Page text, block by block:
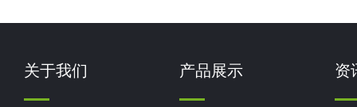
关于我们 产品展示 资